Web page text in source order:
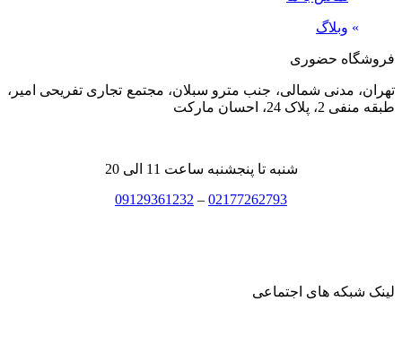
» وبلاگ
فروشگاه حضوری
تهران، مدنی شمالی، جنب مترو سبلان، مجتمع تجاری تفریحی امیر،
طبقه منفی 2، پلاک 24، احسان مارکت
شنبه تا پنجشنبه ساعت 11 الی 20
02177262793
–
09129361232
لینک شبکه های اجتماعی